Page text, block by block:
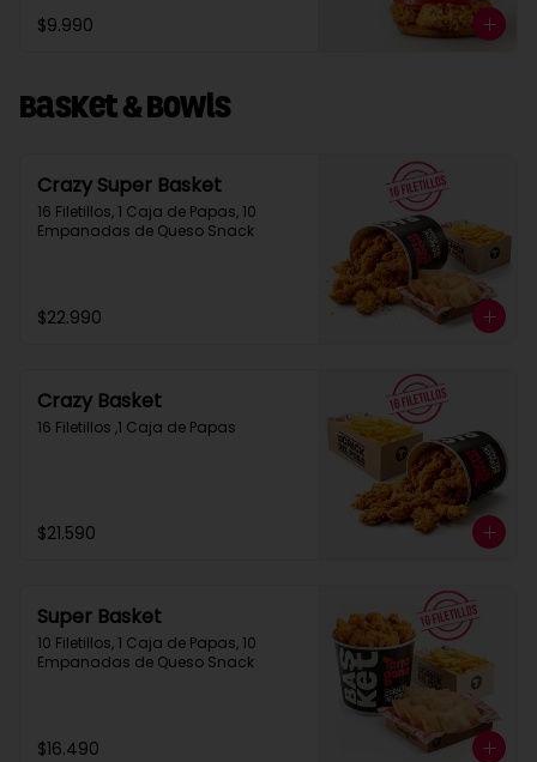
$9.990
Basket & Bowls
Crazy Super Basket
16 Filetillos, 1 Caja de Papas, 10
Empanadas de Queso Snack
$22.990
Crazy Basket
16 Filetillos ,1 Caja de Papas
$21.590
Super Basket
10 Filetillos, 1 Caja de Papas, 10
Empanadas de Queso Snack
$16.490